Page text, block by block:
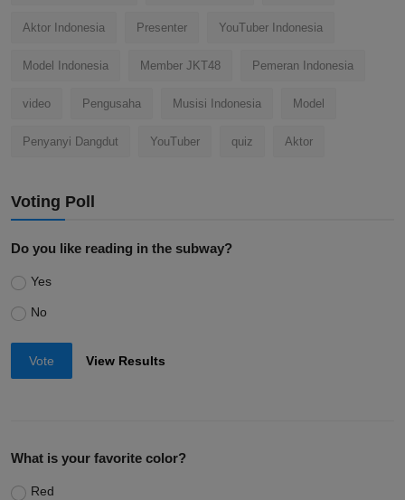
Aktor Indonesia Presenter YouTuber Indonesia
Model Indonesia Member JKT48 Pemeran Indonesia
video Pengusaha Musisi Indonesia Model
Penyanyi Dangdut YouTuber quiz Aktor
Voting Poll
Do you like reading in the subway?
Yes
No
Vote View Results
What is your favorite color?
Red